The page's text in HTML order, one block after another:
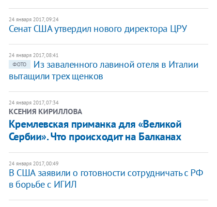
24 января 2017, 09:24
Сенат США утвердил нового директора ЦРУ
24 января 2017, 08:41
ФОТО
Из заваленного лавиной отеля в Италии
вытащили трех щенков
24 января 2017, 07:34
КСЕНИЯ КИРИЛЛОВА
Кремлевская приманка для «Великой
Сербии». Что происходит на Балканах
24 января 2017, 00:49
В США заявили о готовности сотрудничать с РФ
в борьбе с ИГИЛ